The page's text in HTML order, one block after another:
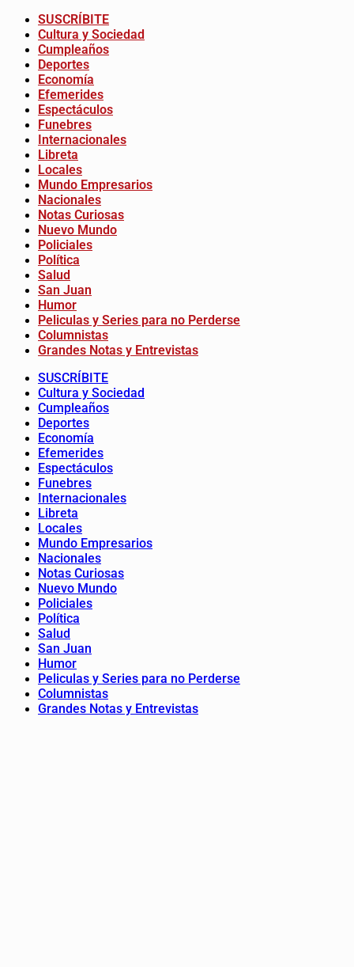
SUSCRÍBITE
Cultura y Sociedad
Cumpleaños
Deportes
Economía
Efemerides
Espectáculos
Funebres
Internacionales
Libreta
Locales
Mundo Empresarios
Nacionales
Notas Curiosas
Nuevo Mundo
Policiales
Política
Salud
San Juan
Humor
Peliculas y Series para no Perderse
Columnistas
Grandes Notas y Entrevistas
SUSCRÍBITE
Cultura y Sociedad
Cumpleaños
Deportes
Economía
Efemerides
Espectáculos
Funebres
Internacionales
Libreta
Locales
Mundo Empresarios
Nacionales
Notas Curiosas
Nuevo Mundo
Policiales
Política
Salud
San Juan
Humor
Peliculas y Series para no Perderse
Columnistas
Grandes Notas y Entrevistas